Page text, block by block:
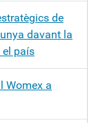
de
davant la
el país
Womex a